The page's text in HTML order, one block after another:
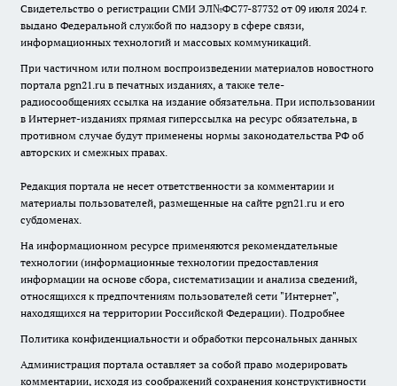
Свидетельство о регистрации СМИ ЭЛ№ФС77-87732 от 09 июля 2024 г.
выдано Федеральной службой по надзору в сфере связи,
информационных технологий и массовых коммуникаций.
При частичном или полном воспроизведении материалов новостного
портала pgn21.ru в печатных изданиях, а также теле-
радиосообщениях ссылка на издание обязательна. При использовании
в Интернет-изданиях прямая гиперссылка на ресурс обязательна, в
противном случае будут применены нормы законодательства РФ об
авторских и смежных правах.
Редакция портала не несет ответственности за комментарии и
материалы пользователей, размещенные на сайте pgn21.ru и его
субдоменах.
На информационном ресурсе применяются рекомендательные
технологии (информационные технологии предоставления
информации на основе сбора, систематизации и анализа сведений,
относящихся к предпочтениям пользователей сети "Интернет",
находящихся на территории Российской Федерации). Подробнее
Политика конфиденциальности и обработки персональных данных
Администрация портала оставляет за собой право модерировать
комментарии, исходя из соображений сохранения конструктивности